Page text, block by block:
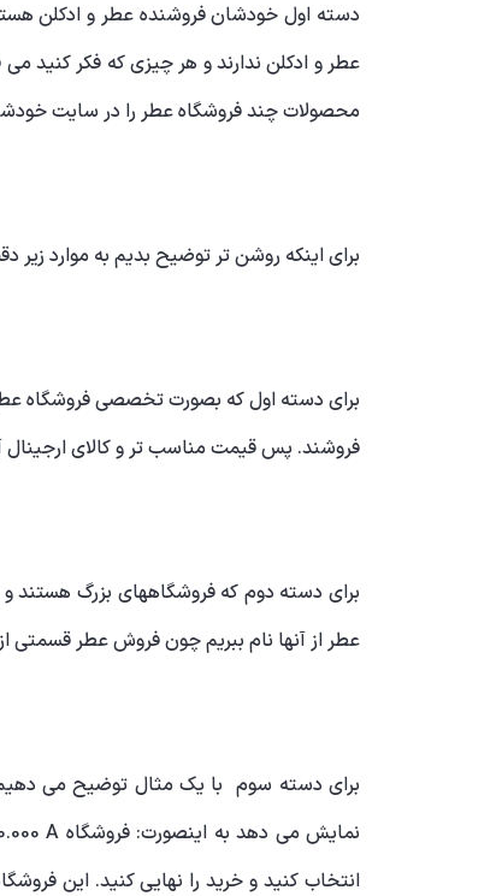
دسته اول خودشان فروشنده عطر و ادکلن
عطر و ادکلن ندارند و هر چیزی که فکر کنید
محصولات چند فروشگاه عطر را در سایت
برای اینکه روشن تر توضیح بدیم به موارد زیر
برای دسته اول که بصورت تخصصی فروشگاه عطر
فروشند. پس قیمت مناسب تر و کالای ارجینال
برای دسته دوم که فروشگاههای بزرگ هستند و
عطر از آنها نام ببریم چون فروش عطر
برای دسته سوم با یک مثال توضیح می
نمایش می دهد به اینصورت: فروشگاه A100.000 تومان، فروشگاه
انتخاب کنید و خرید را نهایی کنید. این